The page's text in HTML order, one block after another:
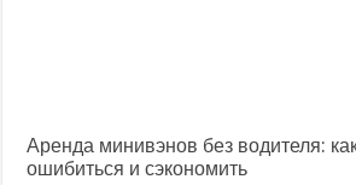
Аренда минивэнов без водителя:
ошибиться и сэкономить